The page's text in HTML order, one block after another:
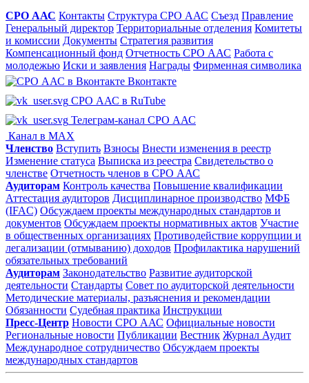
СРО ААС Контакты Структура СРО ААС Съезд Правление
Генеральный директор Территориальные отделения Комитеты
и комиссии Документы Стратегия развития
Компенсационный фонд Отчетность СРО ААС Работа с
молодежью Иски и заявления Награды Фирменная символика
Вконтакте
СРО ААС в RuTube
Телеграм-канал СРО ААС
Канал в MAX
Членство Вступить Взносы Внести изменения в реестр
Изменение статуса Выписка из реестра Свидетельство о
членстве Отчетность членов в СРО ААС
Аудиторам Контроль качества Повышение квалификации
Аттестация аудиторов Дисциплинарное производство МФБ
(IFAC) Обсуждаем проекты международных стандартов и
документов Обсуждаем проекты нормативных актов Участие
в общественных организациях Противодействие коррупции и
легализации (отмыванию) доходов Профилактика нарушений
обязательных требований
Аудиторам Законодательство Развитие аудиторской
деятельности Стандарты Совет по аудиторской деятельности
Методические материалы, разъяснения и рекомендации
Обязанности Судебная практика Инструкции
Пресс-Центр Новости СРО ААС Официальные новости
Региональные новости Публикации Вестник Журнал Аудит
Международное сотрудничество Обсуждаем проекты
международных стандартов